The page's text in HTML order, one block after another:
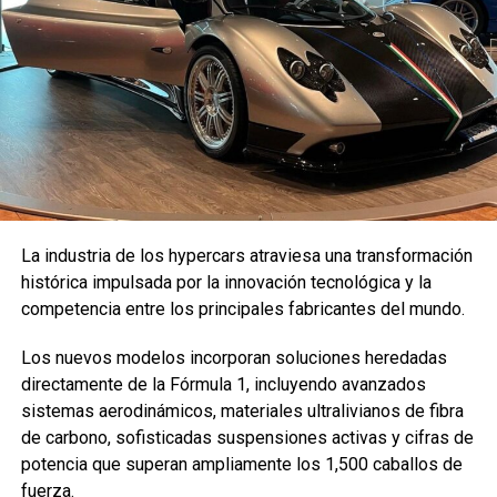
TEMAS RELACIONADOS: AGRICULTURA
ARABIA SAUDI
SIN CALLES
SIN COCHES SOSTENIBLE THE LINE
VER SIGUIENTE
Cómo poner tu COCHE EN MARCHA tras una gran NEVADA
NO TE PIERDAS
Estas CINCO PATENTES ofrecen pistas sobre qué
equipamiento tendría un AUTOMÓVIL DE APPLE
Enfoque Now
La industria de los hypercars atraviesa una transformación
histórica impulsada por la innovación tecnológica y la
competencia entre los principales fabricantes del mundo.
Los nuevos modelos incorporan soluciones heredadas
directamente de la Fórmula 1, incluyendo avanzados
sistemas aerodinámicos, materiales ultralivianos de fibra
de carbono, sofisticadas suspensiones activas y cifras de
potencia que superan ampliamente los 1,500 caballos de
fuerza.